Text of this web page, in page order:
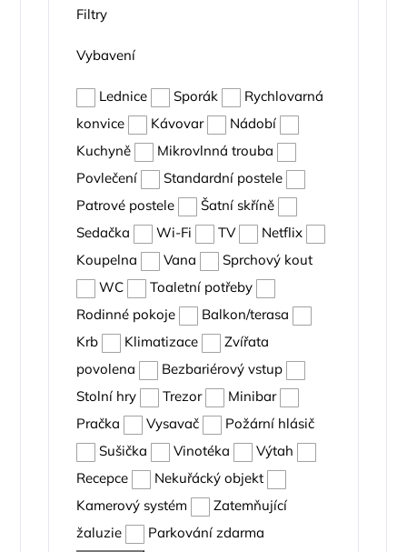
Filtry
Vybavení
Lednice Sporák
Rychlovarná
konvice
Kávovar
Nádobí
Kuchyně
Mikrovlnná trouba
Povlečení
Standardní postele
Patrové postele
Šatní skříně
Sedačka
Wi-Fi TV
Netflix
Koupelna
Vana
Sprchový kout
WC
Toaletní potřeby
Rodinné pokoje
Balkon/terasa
Krb
Klimatizace
Zvířata
povolena
Bezbariérový vstup
Stolní hry
Trezor
Minibar
Pračka
Vysavač
Požární hlásič
Sušička
Vinotéka
Výtah
Recepce
Nekuřácký objekt
Kamerový systém
Zatemňující
žaluzie
Parkování zdarma